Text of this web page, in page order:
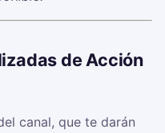
de Acción
canal, que te darán